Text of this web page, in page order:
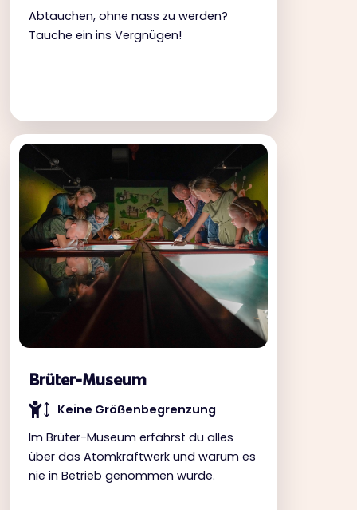
Abtauchen, ohne nass zu werden?
Tauche ein ins Vergnügen!
Brüter-Museum
Keine Gröẞenbegrenzung
Im Brüter-Museum erfährst du alles
über das Atomkraftwerk und warum es
nie in Betrieb genommen wurde.